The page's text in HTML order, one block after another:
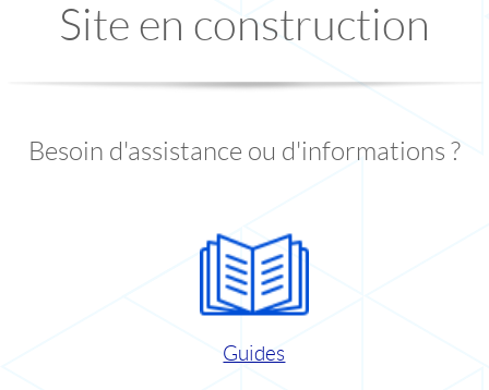
Site en construction
Besoin d'assistance ou d'informations ?
Guides